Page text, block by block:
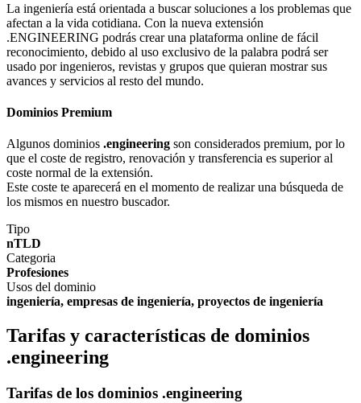
La ingeniería está orientada a buscar soluciones a los problemas que
afectan a la vida cotidiana. Con la nueva extensión
.ENGINEERING podrás crear una plataforma online de fácil
reconocimiento, debido al uso exclusivo de la palabra podrá ser
usado por ingenieros, revistas y grupos que quieran mostrar sus
avances y servicios al resto del mundo.
Dominios Premium
Algunos dominios .engineering son considerados premium, por lo
que el coste de registro, renovación y transferencia es superior al
coste normal de la extensión.
Este coste te aparecerá en el momento de realizar una búsqueda de
los mismos en nuestro buscador.
Tipo
nTLD
Categoria
Profesiones
Usos del dominio
ingeniería, empresas de ingeniería, proyectos de ingeniería
Tarifas y características de dominios
.engineering
Tarifas de los dominios .engineering